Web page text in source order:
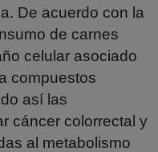
De acuerdo con la
de carnes
celular asociado
compuestos
así las
cáncer colorrectal y
al metabolismo